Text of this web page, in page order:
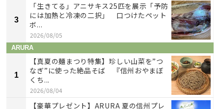
3
「生きてる」アニサキス25匹を展示「予防
には加熱と冷凍の二択」 口つけたペット
ボ...
2026/08/05
ARURA
1
【真夏の麺まつり特集】珍しい山菜を”つ
なぎ”に使った絶品そば 『信州おやまぼ
くち...
2026/08/04
【豪華プレゼント】ARURA 夏の信州プレ